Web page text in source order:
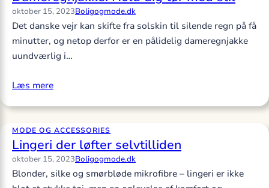
oktober 15, 2023Boligogmode.dk
Det danske vejr kan skifte fra solskin til silende regn på få
minutter, og netop derfor er en pålidelig dameregnjakke
uundværlig i…
Læs mere
MODE OG ACCESSORIES
Lingeri der løfter selvtilliden
oktober 15, 2023Boligogmode.dk
Blonder, silke og smørbløde mikrofibre – lingeri er ikke